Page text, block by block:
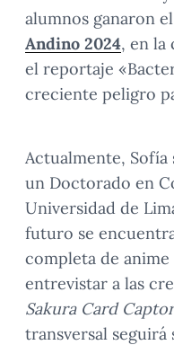
alumnos ganaron el
Andino 2024, en la
el reportaje
creciente peligro
Actualmente,
un Doctorado en
Universidad de
futuro se
completa de anime
entrevistar a las
Sakura Card Captor
transversal